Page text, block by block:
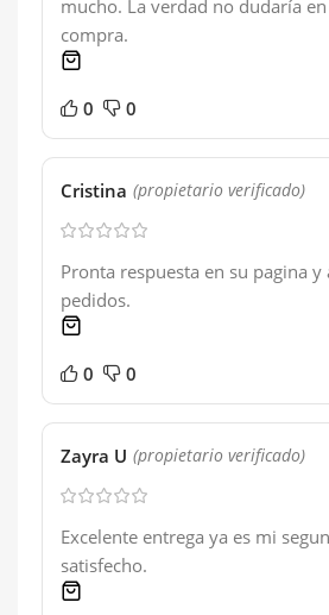
mucho. La verdad no dudaría
compra.
0 0
Cristina (propietario verificado)
Pronta respuesta en su pagina
pedidos.
0 0
Zayra U (propietario verificado)
Excelente entrega ya es mi
satisfecho.